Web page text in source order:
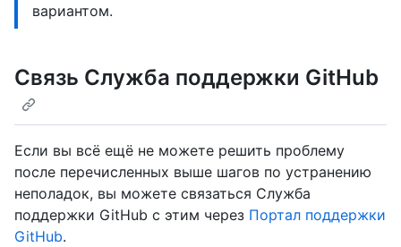
вариантом.
Связь Служба поддержки GitHub
Если вы всё ещё не можете решить проблему
после перечисленных выше шагов по устранению
неполадок, вы можете связаться Служба
поддержки GitHub с этим через Портал поддержки
GitHub.